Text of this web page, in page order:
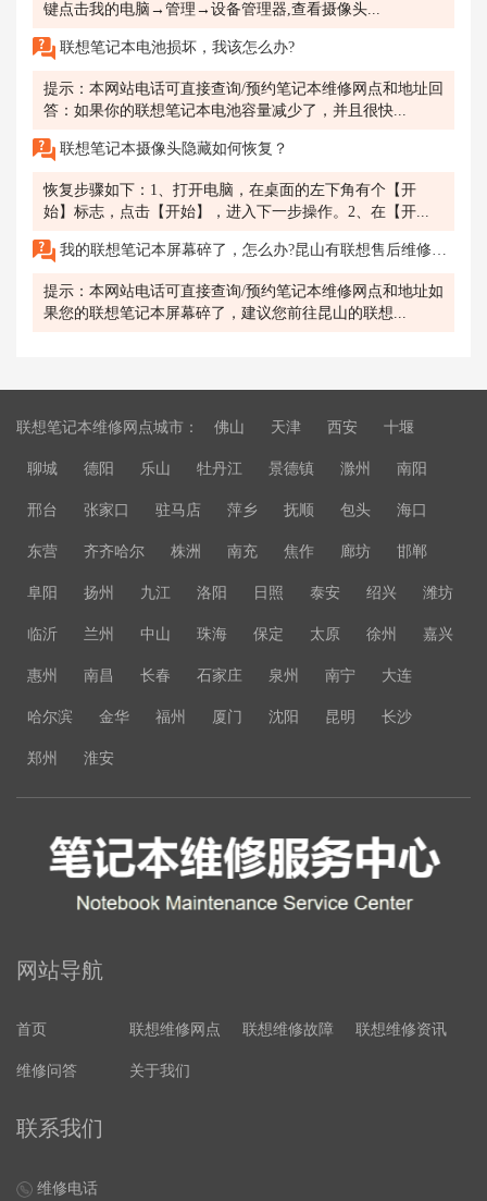
键点击我的电脑→管理→设备管理器,查看摄像头...
联想笔记本电池损坏，我该怎么办?
提示：本网站电话可直接查询/预约笔记本维修网点和地址回
答：如果你的联想笔记本电池容量减少了，并且很快...
联想笔记本摄像头隐藏如何恢复？
恢复步骤如下：1、打开电脑，在桌面的左下角有个【开
始】标志，点击【开始】，进入下一步操作。2、在【开...
我的联想笔记本屏幕碎了，怎么办?昆山有联想售后维修服务网点吗?
提示：本网站电话可直接查询/预约笔记本维修网点和地址如
果您的联想笔记本屏幕碎了，建议您前往昆山的联想...
联想笔记本维修网点城市： 佛山 天津 西安 十堰
聊城 德阳 乐山 牡丹江 景德镇 滁州 南阳
邢台 张家口 驻马店 萍乡 抚顺 包头 海口
东营 齐齐哈尔 株洲 南充 焦作 廊坊 邯郸
阜阳 扬州 九江 洛阳 日照 泰安 绍兴 潍坊
临沂 兰州 中山 珠海 保定 太原 徐州 嘉兴
惠州 南昌 长春 石家庄 泉州 南宁 大连
哈尔滨 金华 福州 厦门 沈阳 昆明 长沙
郑州 淮安
网站导航
首页 联想维修网点 联想维修故障 联想维修资讯
维修问答 关于我们
联系我们
维修电话